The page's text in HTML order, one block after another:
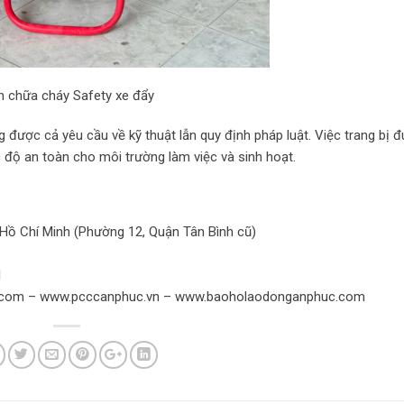
chữa cháy Safety xe đẩy
cả yêu cầu về kỹ thuật lẫn quy định pháp luật. Việc trang bị
an toàn cho môi trường làm việc và sinh hoạt.
Chí Minh (Phường 12, Quận Tân Bình cũ)
– www.pcccanphuc.vn – www.baoholaodonganphuc.com